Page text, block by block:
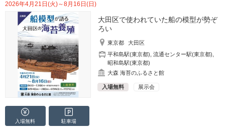
2026年4月21日(火)～8月16日(日)
大田区で使われていた船の模型が勢ぞ
ろい
東京都
大田区
平和島駅(東京都) ,流通センター駅(東京都)
昭和島駅(東京都)
大森 海苔のふるさと館
入場無料 展示会
入場無料 駐車場